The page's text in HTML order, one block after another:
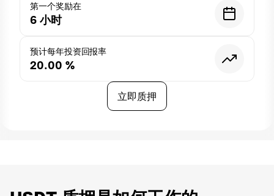
第一个奖励在
6 小时
预计每年投资回报率
20.00 %
立即质押